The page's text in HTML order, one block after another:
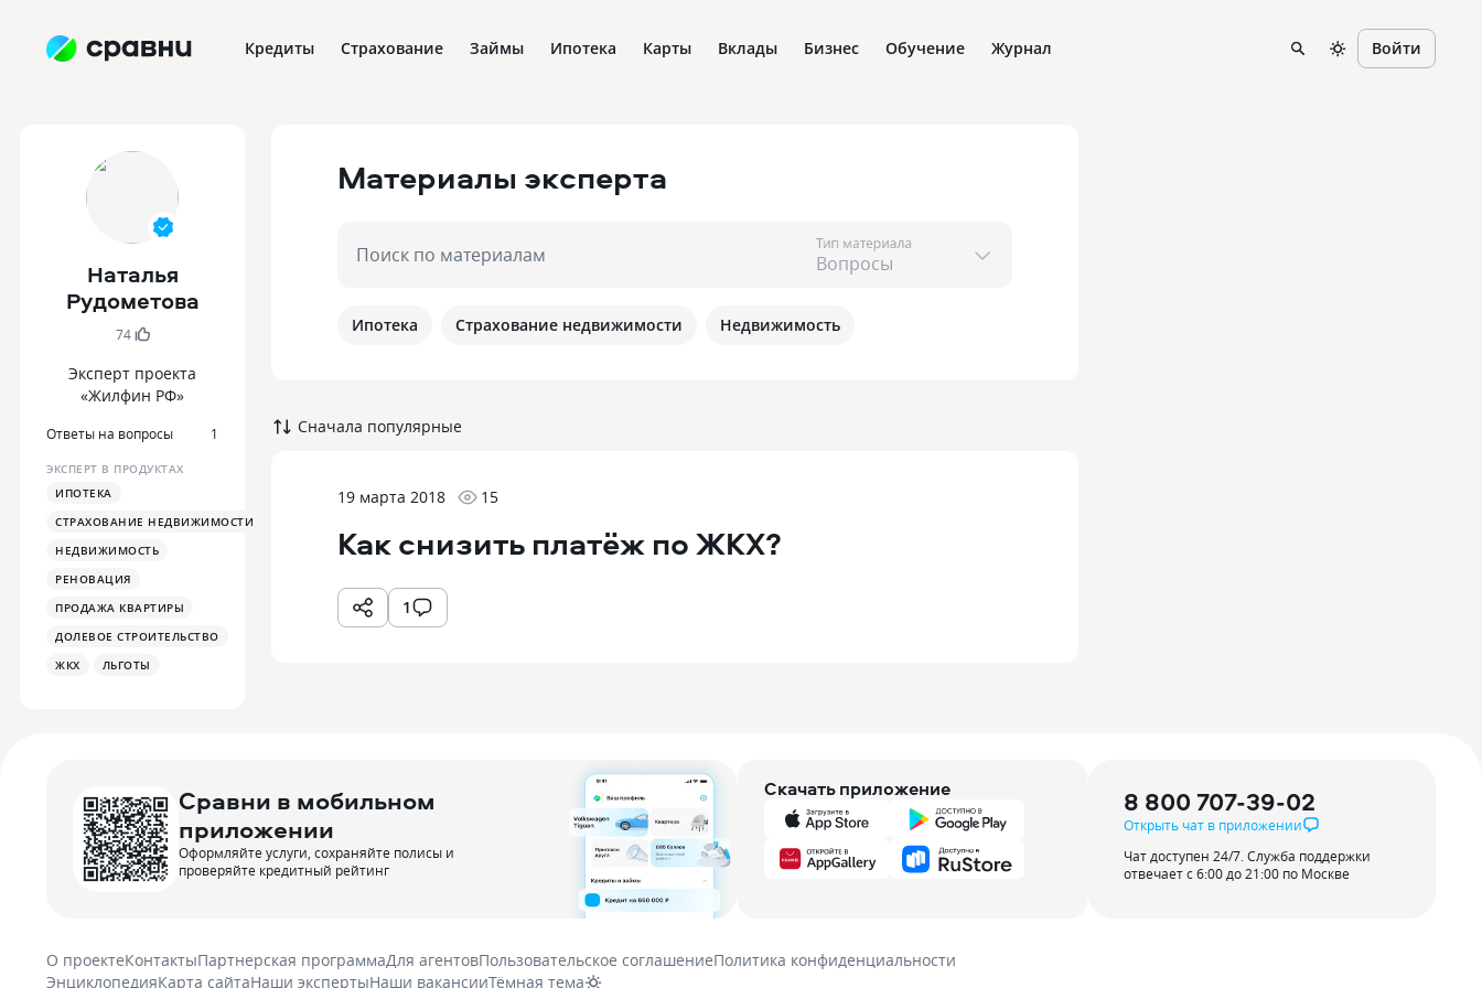
Кредиты Страхование Займы Ипотека Карты Вклады Бизнес Обучение Журнал Войти
Наталья
Рудометова
74
Эксперт проекта
«Жилфин РФ»
Ответы на вопросы 1
ЭКСПЕРТ В ПРОДУКТАХ
ИПОТЕКА
СТРАХОВАНИЕ НЕДВИЖИМОСТИ
НЕДВИЖИМОСТЬ
РЕНОВАЦИЯ
ПРОДАЖА КВАРТИРЫ
ДОЛЕВОЕ СТРОИТЕЛЬСТВО
ЖКХ
ЛЬГОТЫ
Материалы эксперта
Поиск по материалам Тип материала
Ипотека Страхование недвижимости Недвижимость
Сначала популярные
19 марта 2018 15
Как снизить платёж по ЖКХ?
1
Сравни в мобильном
приложении
Оформляйте услуги, сохраняйте полисы и
проверяйте кредитный рейтинг
Скачать приложение 8 800 707-39-02
Открыть чат в приложении
Чат доступен 24/7. Служба поддержки
отвечает с 6:00 до 21:00 по Москве
О проектеКонтактыПартнерская программаДля агентовПользовательское соглашениеПолитика конфиденциальности
ЭнциклопедияКарта сайтаНаши экспертыНаши вакансииТёмная тема